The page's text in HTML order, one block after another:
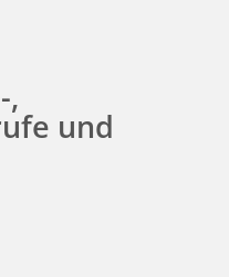
,
und